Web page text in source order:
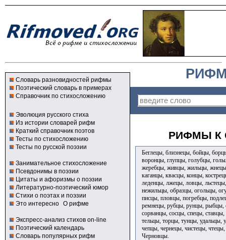
Словарь разновидностей рифмы
Поэтический словарь в примерах
Справочник по стихосложению
Эволюция русского стиха
Из истории словарей рифм
Краткий справочник поэтов
Тесты по стихосложению
Тесты по русской поэзии
Занимательное стихосложение
Псевдонимы в поэзии
Цитаты и афоризмы о поэзии
Литературно-поэтический юмор
Стихи о поэтах и поэзии
Это интересно О рифме
Экспресс-анализ стихов on-line
Поэтический календарь
Словарь популярных рифм
РИФМЫ К
Беглецы, близнецы, бойцы,
воронцы, глупцы, голубцы,
жеребцы, живцы, жильцы,
каганцы, квасцы, концы,
леденцы, лжецы, ловцы,
нежильцы, образцы, огольцы,
писцы, пловцы, погребцы,
ремнецы, рубцы, рунцы, рыбцы,
сорванцы, сосцы, спецы,
тельцы, торцы, тунцы, удальцы,
чепцы, чернецы, чистецы,
Черновцы.